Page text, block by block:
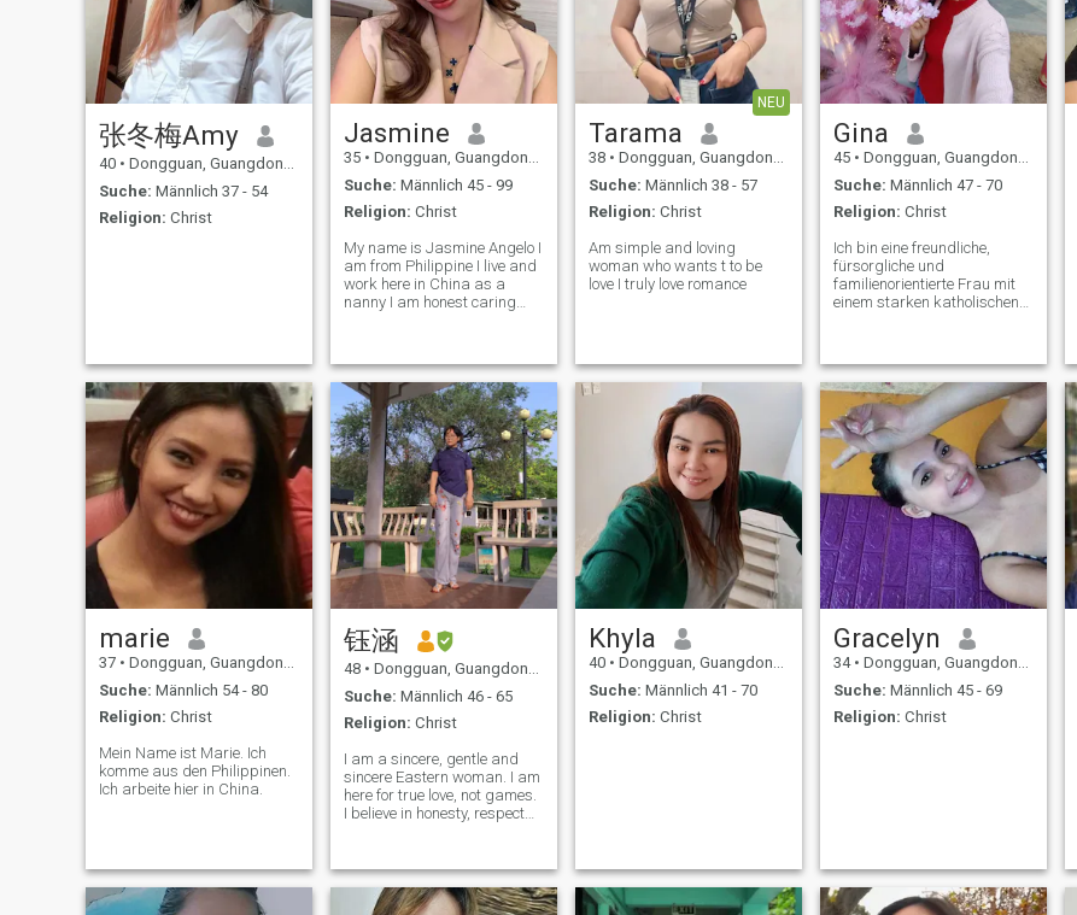
温婉的气质，也让我更加懂
得珍惜和感恩。我在这悠悠
流年中，怀揣着一颗温柔的
心，期待着那个能与我携手
走过风雨、共享阳光的他出
现。 我渴望的爱情，不是瞬
间的激情，而是细水长流的
陪伴，是在彼此眼中看到星
辰大海，
张冬梅Amy
40 • Dongguan, Guangdong, Volksrep. China
Suche: Männlich 37 - 54
Religion: Christ
Jasmine
35 • Dongguan, Guangdong, Volksrep. China
Suche: Männlich 45 - 99
Religion: Christ
My name is Jasmine Angelo I
am from Philippine I live and
work here in China as a
nanny I am honest caring
NEU
Tarama
38 • Dongguan, Guangdong, Volksrep. China
Suche: Männlich 38 - 57
Religion: Christ
Am simple and loving
woman who wants t to be
love I truly love romance
Gina
45 • Dongguan, Guangdong, Volksrep. China
Suche: Männlich 47 - 70
Religion: Christ
Ich bin eine freundliche,
fürsorgliche und
familienorientierte Frau mit
einem starken katholischen
und glaube, dass die besten
Beziehungen auf Vertrauen,
Freundschaft und Gottes
Führung aufgebaut sind.
marie
37 • Dongguan, Guangdong, Volksrep. China
Suche: Männlich 54 - 80
Religion: Christ
Mein Name ist Marie. Ich
komme aus den Philippinen.
Ich arbeite hier in China.
钰涵
48 • Dongguan, Guangdong, Volksrep. China
Suche: Männlich 46 - 65
Religion: Christ
I am a sincere, gentle and
sincere Eastern woman. I am
here for true love, not games.
I believe in honesty, respect
life, and I hope to chat and
get to know each other slowly.
I wish to meet a mat
Khyla
40 • Dongguan, Guangdong, Volksrep. China
Suche: Männlich 41 - 70
Religion: Christ
Gracelyn
34 • Dongguan, Guangdong, Volksrep. China
Suche: Männlich 45 - 69
Religion: Christ